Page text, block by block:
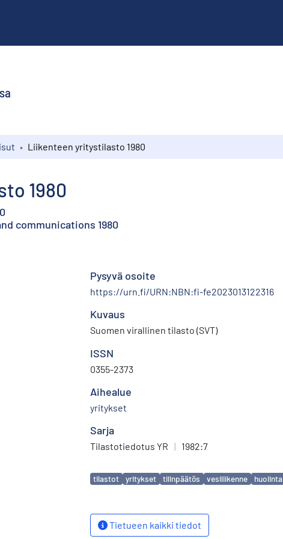
Liikenteen yritystilasto 1980
1980
communications 1980
Pysyvä osoite
https://urn.fi/URN:NBN:fi-fe2023013122316
Kuvaus
Suomen virallinen tilasto (SVT)
ISSN
0355-2373
Aihealue
yritykset
Sarja
Tilastotiedotus YR | 1982:7
Avainsanat
tilastot yritykset tilinpäätös vesiliikenne huolinta
Tietueen kaikki tiedot